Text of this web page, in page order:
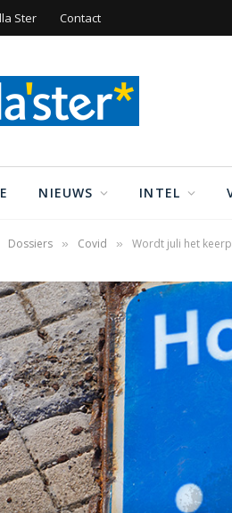
Ster Contact
NIEUWS INTEL
Dossiers » Covid » Wordt juli het